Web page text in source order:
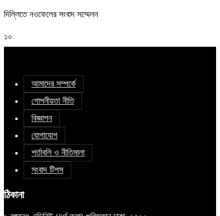
দিল্লিতে নওফেলের সংবাদ সম্মেলন
১০
আমাদের সম্পর্কে
গোপনীয়তা নীতি
বিজ্ঞাপন
যোগাযোগ
শর্তাবলি ও নীতিমালা
সংবাদ টিপস
ঠিকানা